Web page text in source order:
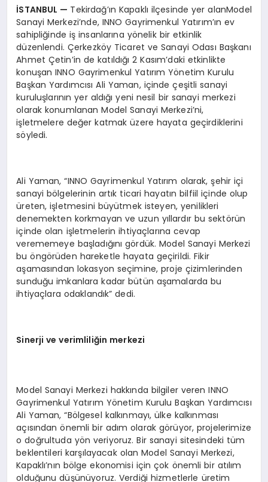
SIYASET
İSTANBUL — Tekirdağ’ın Kapaklı ilçesinde yer alanModel
Sanayi Merkezi’nde, INNO Gayrimenkul Yatırım’ın ev
sahipliğinde iş insanlarına yönelik bir etkinlik
düzenlendi. Çerkezköy Ticaret ve Sanayi Odası Başkanı
Ahmet Çetin’in de katıldığı 2 Kasım’daki etkinlikte
konuşan INNO Gayrimenkul Yatırım Yönetim Kurulu
Başkan Yardımcısı Ali Yaman, içinde çeşitli sanayi
kuruluşlarının yer aldığı yeni nesil bir sanayi merkezi
olarak konumlanan Model Sanayi Merkezi’ni,
işletmelere değer katmak üzere hayata geçirdiklerini
söyledi.
Ali Yaman, “INNO Gayrimenkul Yatırım olarak, şehir içi
sanayi bölgelerinin artık ticari hayatın bilfiil içinde olup
üreten, işletmesini büyütmek isteyen, yenilikleri
denemekten korkmayan ve uzun yıllardır bu sektörün
içinde olan işletmelerin ihtiyaçlarına cevap
verememeye başladığını gördük. Model Sanayi Merkezi
bu öngörüden hareketle hayata geçirildi. Fikir
aşamasından lokasyon seçimine, proje çizimlerinden
sunduğu imkanlara kadar bütün aşamalarda bu
ihtiyaçlara odaklandık” dedi.
Sinerji ve verimliliğin merkezi
Model Sanayi Merkezi hakkında bilgiler veren INNO
Gayrimenkul Yatırım Yönetim Kurulu Başkan Yardımcısı
Ali Yaman, “Bölgesel kalkınmayı, ülke kalkınması
açısından önemli bir adım olarak görüyor, projelerimize
o doğrultuda yön veriyoruz. Bir sanayi sitesindeki tüm
beklentileri karşılayacak olan Model Sanayi Merkezi,
Kapaklı’nın bölge ekonomisi için çok önemli bir atılım
olduğunu düşünüyoruz. Verdiği hizmetlerle üretim